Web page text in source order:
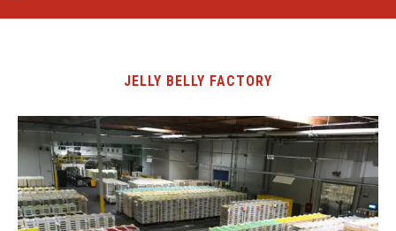
JELLY BELLY FACTORY